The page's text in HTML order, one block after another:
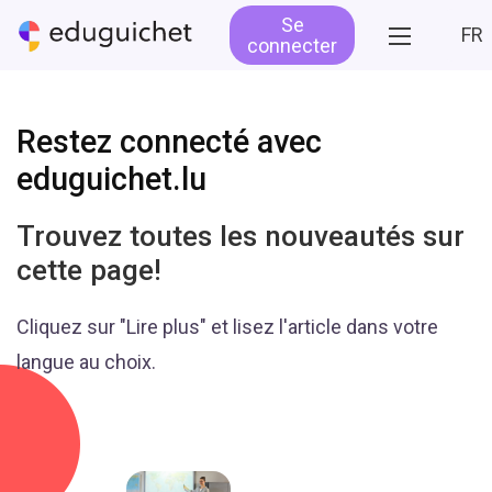
Se
connecter
FR
Restez connecté avec
eduguichet.lu
Trouvez toutes les nouveautés sur
cette page!
Cliquez sur "Lire plus" et lisez l'article dans votre
langue au choix.